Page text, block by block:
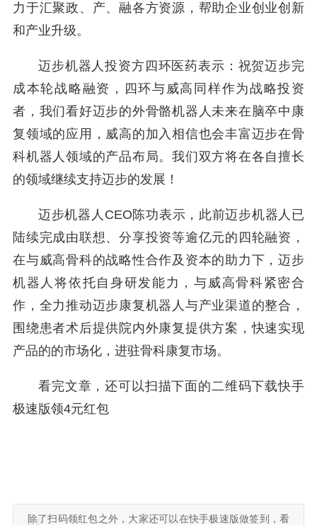
力于汇聚政、产、融各方资源，帮助企业创业创新
和产业升级。
迈步机器人投资方四环医药表示：祝贺迈步完
成本轮战略融资，四环与威高同样作为战略投资
者，我们看好迈步的外骨骼机器人未来在脑卒中康
复领域的应用，威高的加入相信也会丰富迈步在骨
科机器人领域的产品布局。我们双方将在各自擅长
的领域继续支持迈步的发展！
迈步机器人CEO陈功表示，此前迈步机器人已
陆续完成由联想、分享投资等逾亿元的四轮融资，
在与威高骨科的战略性合作及资本的助力下，迈步
机器人将依托自身研发能力，与威高骨科紧密合
作，全力推动迈步康复机器人与产业渠道的整合，
围绕患者术后提供院内外康复提供方案，快速实现
产品的的市场化，进驻骨科康复市场。
看完文章，还可以扫描下面的二维码下载快手
极速版领4元红包
除了扫码领红包之外，大家还可以在快手极速版做签到，看